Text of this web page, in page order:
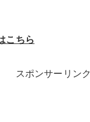
こちら
スポンサーリンク